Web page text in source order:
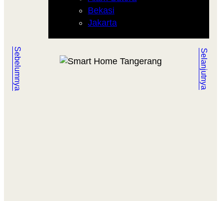
Bekasi
Jakarta
Sebelumnya Selanjutnya